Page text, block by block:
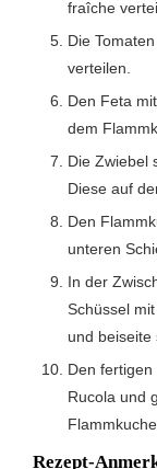
fraîche
Die Tomaten halbieren und auf dem Flammkuchen
verteilen.
Den Feta mit den Fingern zerbröseln und ebenfalls auf
dem
Die Zwiebel schälen und in sehr feine Ringe schneiden.
Diese auf
Den Flammkuchen für ca. 10 – 13 Minuten auf der
unteren
In der Zwischenzeit den Rucola in einer kleinen
Schüssel
und beiseite
Den fertigen Flammkuchen aus dem Ofen nehmen,
Rucola und
Rezept-